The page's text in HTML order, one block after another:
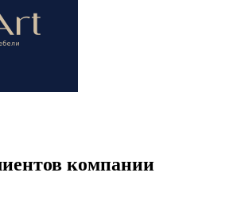
компании